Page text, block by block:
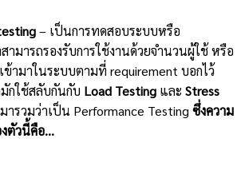
– เป็นการทดสอบระบบหรือ
ามารถรองรับการใช้งานด้วยจำนวนผู้ใช้ หรือ
ามาในระบบตามที่ requirement บอกไว้
กใช้สลับกันกับ Load Testing และ Stress
ารวมว่าเป็น Performance Testing ซึ่งความ
ตัวนี้คือ…